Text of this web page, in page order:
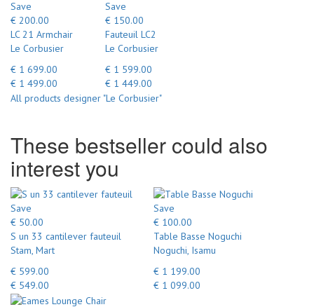
Save
€ 200.00
LC 21 Armchair
Le Corbusier
€ 1 699.00
€ 1 499.00
Save
€ 150.00
Fauteuil LC2
Le Corbusier
€ 1 599.00
€ 1 449.00
All products designer "Le Corbusier"
These bestseller could also
interest you
Save
€ 50.00
S un 33 cantilever fauteuil
Stam, Mart
€ 599.00
€ 549.00
Save
€ 100.00
Table Basse Noguchi
Noguchi, Isamu
€ 1 199.00
€ 1 099.00